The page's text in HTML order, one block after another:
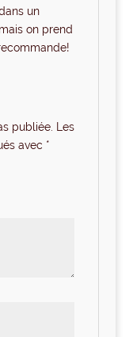
un
on prend
publiée.
Les
avec *